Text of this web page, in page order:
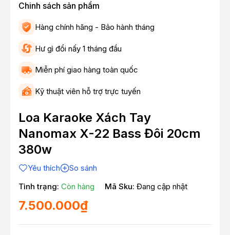
Chinh sách sản phẩm
Hàng chính hãng - Bảo hành tháng
Hư gì đổi nấy 1 tháng đầu
Miễn phí giao hàng toàn quốc
Kỹ thuật viên hỗ trợ trực tuyến
Loa Karaoke Xách Tay
Nanomax X-22 Bass Đôi 20cm
380w
Yêu thích
So sánh
Tình trạng: Còn hàng Mã Sku: Đang cập nhật
7.500.000₫